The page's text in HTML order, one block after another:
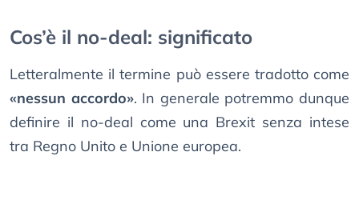
Cos’è il no-deal: significato
Letteralmente il termine può essere tradotto come
«nessun accordo». In generale potremmo dunque
definire il no-deal come una Brexit senza intese
tra Regno Unito e Unione europea.